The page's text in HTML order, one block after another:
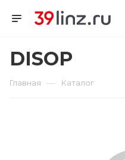
DISOP
Главная — Каталог